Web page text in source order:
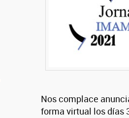
Nos complace
forma virtual los días